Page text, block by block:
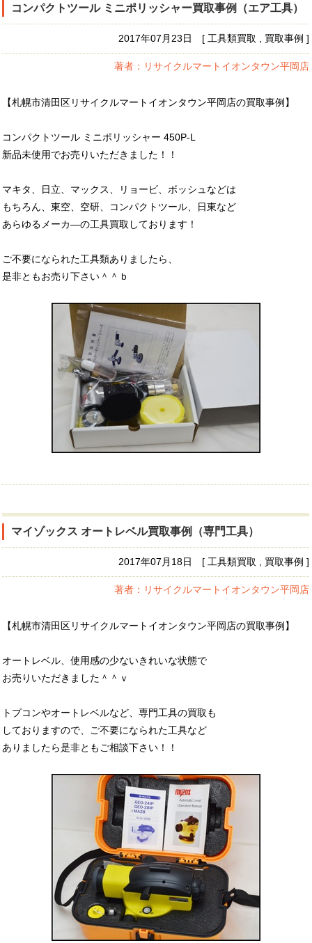
コンパクトツール ミニポリッシャー買取事例（エア工具）
2017年07月23日 [ 工具類買取 , 買取事例 ]
著者：リサイクルマートイオンタウン平岡店
【札幌市清田区リサイクルマートイオンタウン平岡店の買取事例】
コンパクトツール ミニポリッシャー 450P-L
新品未使用でお売りいただきました！！
マキタ、日立、マックス、リョービ、ボッシュなどは
もちろん、東空、空研、コンパクトツール、日東など
あらゆるメーカ―の工具買取しております！
ご不要になられた工具類ありましたら、
是非ともお売り下さい＾＾ｂ
マイゾックス オートレベル買取事例（専門工具）
2017年07月18日 [ 工具類買取 , 買取事例 ]
著者：リサイクルマートイオンタウン平岡店
【札幌市清田区リサイクルマートイオンタウン平岡店の買取事例】
オートレベル、使用感の少ないきれいな状態で
お売りいただきました＾＾ｖ
トプコンやオートレベルなど、専門工具の買取も
しておりますので、ご不要になられた工具など
ありましたら是非ともご相談下さい！！